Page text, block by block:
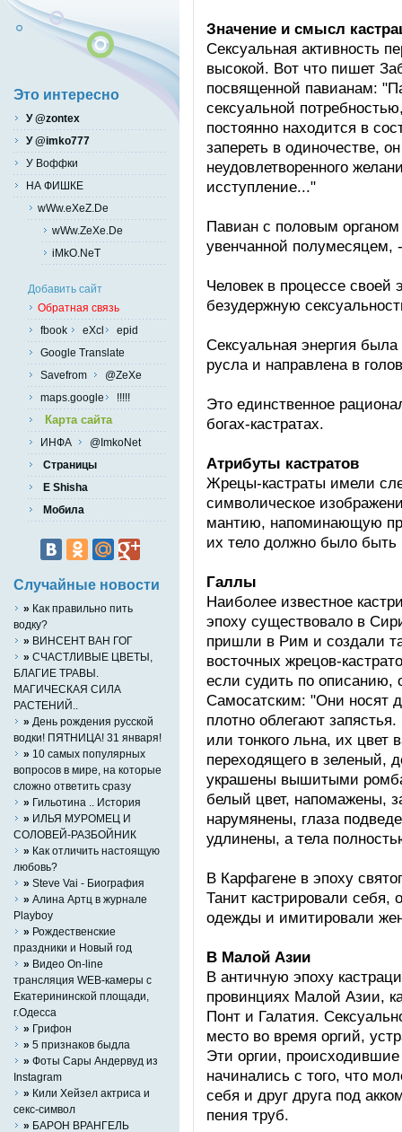
Значение и смысл
Сексуальная активность
высокой. Вот что пишет
посвященной павианам:
сексуальной
постоянно находится в
запереть в одиночестве,
неудовлетворенного
исступление..."
Павиан с половым
увенчанной полумесяцем,
Человек в процессе
безудержную
Сексуальная энергия была
русла и направлена в
Это единственное
богах-кастратах.
Атрибуты кастратов
Жрецы-кастраты имели
символическое
мантию, напоминающую
их тело должно было
Галлы
Наиболее известное
эпоху существовало в
пришли в Рим и создали
восточных жрецов-
если судить по описанию,
Самосатским: "Они носят
плотно облегают
или тонкого льна, их цвет
переходящего в зеленый,
украшены вышитыми
белый цвет, напомажены,
нарумянены, глаза
удлинены, а тела
В Карфагене в эпоху
Танит кастрировали себя,
одежды и имитировали
В Малой Азии
В античную эпоху
провинциях Малой Азии,
Понт и Галатия.
место во время оргий,
Эти оргии, происходившие
начинались с того, что
себя и друг друга под
пения труб.
Это интересно
У @zontex
У @imko777
У Воффки
НА ФИШКЕ
wWw.eXeZ.De
wWw.ZeXe.De
iMkO.NeT
Добавить сайт
Обратная связь
fbook
eXcl
epid
Google Translate
Savefrom
@ZeXe
maps.google
!!!!!
Карта сайта
ИНФА
@ImkoNet
Страницы
E Shisha
Мобила
Случайные новости
» Как правильно пить
водку?
» ВИНСЕНТ ВАН ГОГ
» СЧАСТЛИВЫЕ ЦВЕТЫ,
БЛАГИЕ ТРАВЫ.
МАГИЧЕСКАЯ СИЛА
РАСТЕНИЙ..
» День рождения русской
водки! ПЯТНИЦА! 31 января!
» 10 самых популярных
вопросов в мире, на которые
сложно ответить сразу
» Гильотина .. История
» ИЛЬЯ МУРОМЕЦ И
СОЛОВЕЙ-РАЗБОЙНИК
» Как отличить настоящую
любовь?
» Steve Vai - Биография
» Алина Артц в журнале
Playboy
» Рождественские
праздники и Новый год
» Видео On-line
трансляция WEB-камеры с
Екатерининской площади,
г.Одесса
» Грифон
» 5 признаков быдла
» Фоты Сары Андервуд из
Instagram
» Кили Хейзел актриса и
секс-символ
» БАРОН ВРАНГЕЛЬ